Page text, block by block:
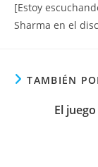
[Estoy
Sharma en el
TAMBIÉN
El